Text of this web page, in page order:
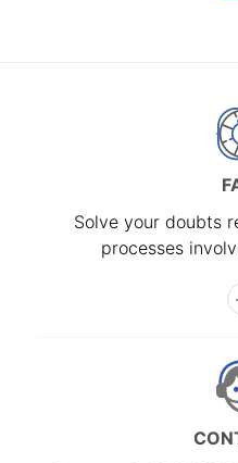
Solve your doubts
processes